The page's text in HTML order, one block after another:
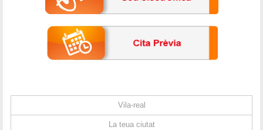
Vila-real
La teua ciutat